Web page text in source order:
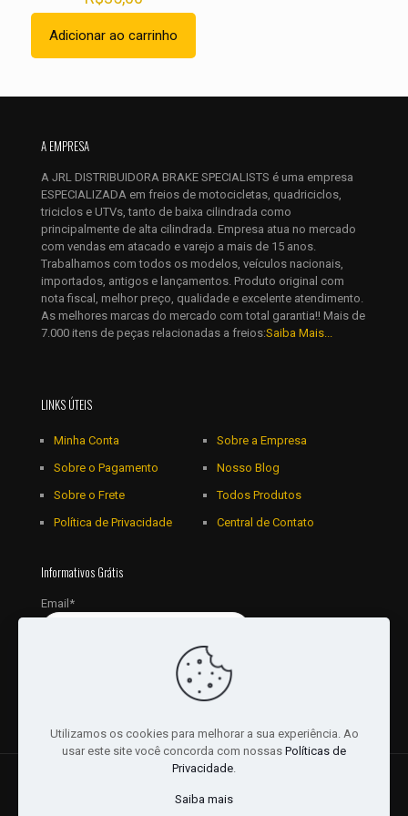
mail
*
Salvar meus dados neste navegador para a próxima vez que
eu comentar.
Adicionar ao carrinho
A EMPRESA
A JRL DISTRIBUIDORA BRAKE SPECIALISTS é uma empresa
ESPECIALIZADA em freios de motocicletas, quadriciclos,
triciclos e UTVs, tanto de baixa cilindrada como
principalmente de alta cilindrada. Empresa atua no mercado
com vendas em atacado e varejo a mais de 15 anos.
Trabalhamos com todos os modelos, veículos nacionais,
importados, antigos e lançamentos. Produto original com
nota fiscal, melhor preço, qualidade e excelente atendimento.
As melhores marcas do mercado com total garantia!! Mais de
7.000 itens de peças relacionadas a freios:Saiba Mais...
LINKS ÚTEIS
Minha Conta
Sobre o Pagamento
Sobre o Frete
Política de Privacidade
Sobre a Empresa
Nosso Blog
Todos Produtos
Central de Contato
Informativos Grátis
Email*
Distribuidora Ltda - CNPJ: 16757010/0001-06. | Desenvolvido
Utilizamos os cookies para melhorar a sua experiência. Ao
usar este site você concorda com nossas Políticas de
Privacidade.
Saiba mais